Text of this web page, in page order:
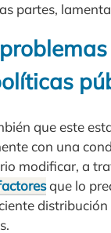
partes,
que este
con una
modificar, a
que lo